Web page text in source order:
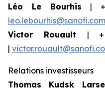
Léo Le Bourhis |
leo.lebourhis@sanofi.com
Victor Rouault |
|
Relations investisseurs
Thomas Kudsk